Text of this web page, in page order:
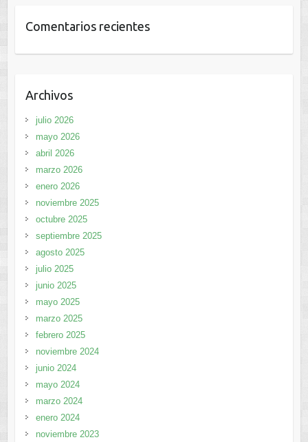
Comentarios recientes
Archivos
julio 2026
mayo 2026
abril 2026
marzo 2026
enero 2026
noviembre 2025
octubre 2025
septiembre 2025
agosto 2025
julio 2025
junio 2025
mayo 2025
marzo 2025
febrero 2025
noviembre 2024
junio 2024
mayo 2024
marzo 2024
enero 2024
noviembre 2023